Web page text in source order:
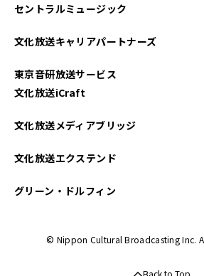
2025年01月
2024年12月
2024年11月
セントラルミュージック
文化放送キャリアパートナーズ
東京音研放送サービス
文化放送iCraft
文化放送メディアブリッジ
文化放送エクステンド
グリーン・ドルフィン
© Nippon Cultural Broadcasting Inc.
Back to Top